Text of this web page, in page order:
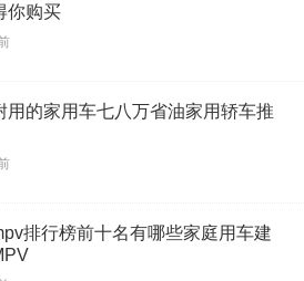
你购买
用的家用车七八万省油家用轿车推
排行榜前十名有哪些家庭用车建